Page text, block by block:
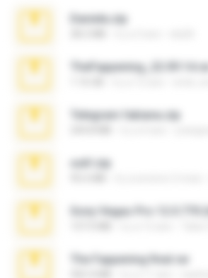
Daniela.zip
TheFappening_22.09.14.rar
Telegram fabiana.zip
ouh!.zip
The Fappening final.rar